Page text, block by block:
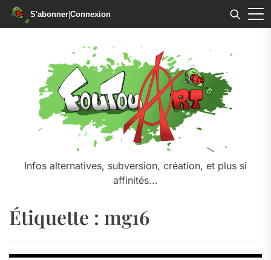
S'abonner|Connexion
Infos alternatives, subversion, création, et plus si
affinités...
Étiquette : mg16